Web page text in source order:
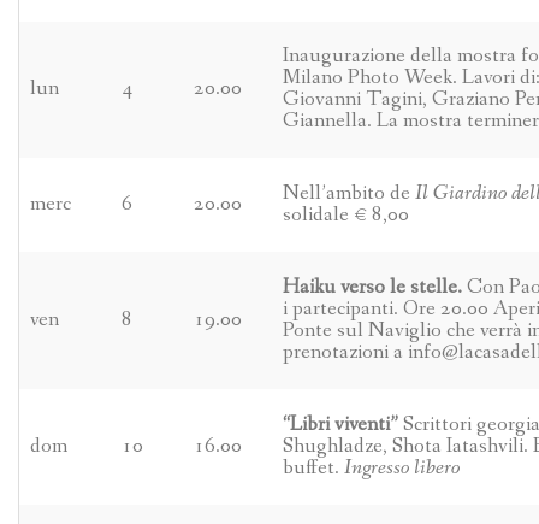
lun 4 20.00
Inaugurazione della mostra
Milano Photo Week. Lavori
Giovanni Tagini, Graziano
Giannella. La mostra
merc 6 20.00 Nell’ambito de Il Giardino
solidale € 8,00
ven 8 19.00
Haiku verso le stelle.Con
i partecipanti. Ore 20.00
Ponte sul Naviglio che
prenotazioni a
dom 10 16.00
“Libri viventi”Scrittori
Shughladze, Shota Iatashvili.
buffet. Ingresso libero